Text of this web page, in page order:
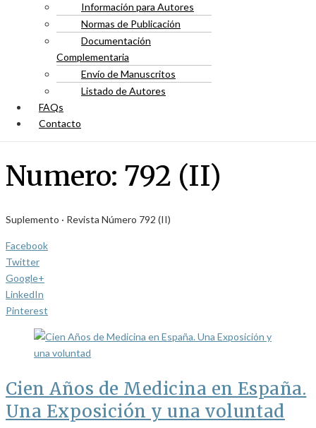
Información para Autores
Normas de Publicación
Documentación
Complementaria
Envío de Manuscritos
Listado de Autores
FAQs
Contacto
Numero: 792 (II)
Suplemento · Revista Número 792 (II)
Facebook
Twitter
Google+
LinkedIn
Pinterest
Cien Años de Medicina en España.
Una Exposición y una voluntad